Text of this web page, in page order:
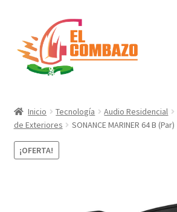
DJ, Audio e Iluminación PRO
Grabación de Audio & Video
Inicio Tecnología Audio Residencial
de Exteriores
SONANCE MARINER 64 B (Par)
¡OFERTA!